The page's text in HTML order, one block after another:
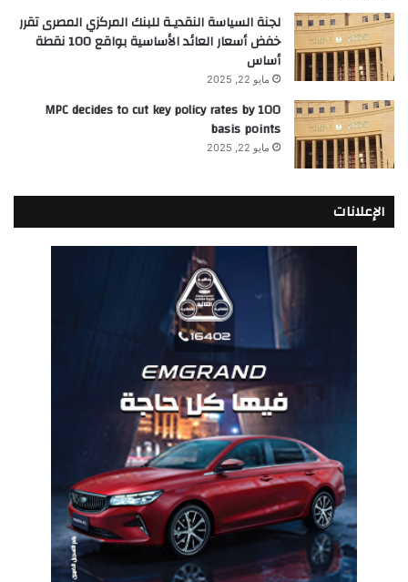
لجنة السياسة النقديـة للبنك المركزي المصرى تقرر
خفض أسعار العائد الأساسية بواقع 100 نقطة
أساس
مايو 22, 2025
MPC decides to cut key policy rates by 100
basis points
مايو 22, 2025
الإعلانات